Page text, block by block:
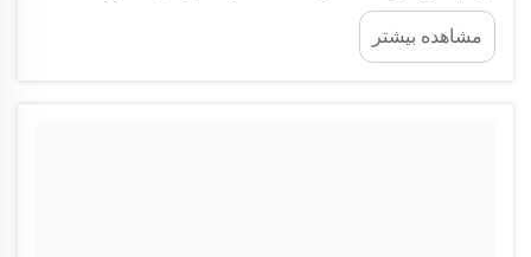
ترام‌پلین به کودکان کمک می‌کند تا تمرین خوبی برای
عضلات مهم پا که ما همه روزه به آن‌ها متکی هستیم،
داشته باشند. به این فکر کنید: چهارسر، دوسر و ساق پا...
مشاهده بیشتر